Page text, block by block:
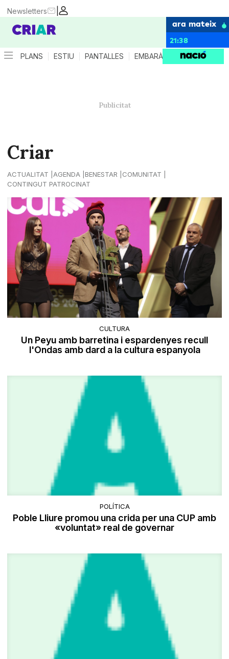
|
Newsletters
ara mateix
21:38
PLANS ESTIU PANTALLES EMBARÀS CRIANÇA
Criar
ACTUALITAT AGENDA BENESTAR
COMUNITAT
CONTINGUT PATROCINAT
CULTURA
Un Peyu amb barretina i espardenyes recull
l'Ondas amb dard a la cultura espanyola
POLÍTICA
Poble Lliure promou una crida per una CUP amb
«voluntat» real de governar